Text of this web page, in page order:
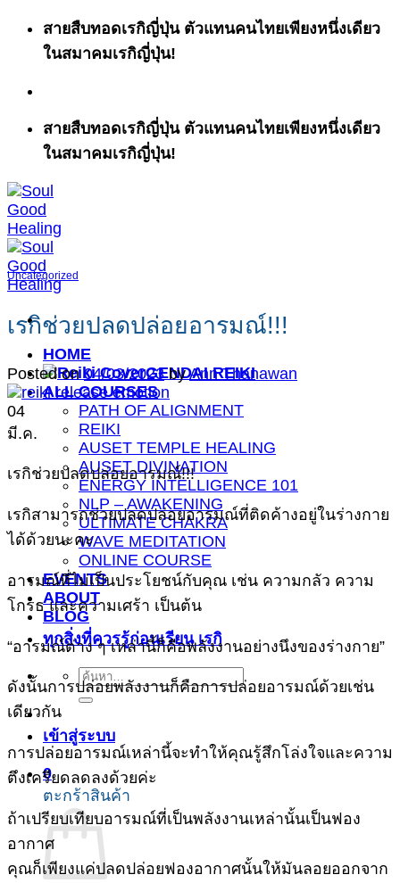
ข้าม
สายสืบทอดเรกิญี่ปุ่น ตัวแทนคนไทยเพียงหนึ่งเดียว
ในสมาคมเรกิญี่ปุ่น!
สายสืบทอดเรกิญี่ปุ่น ตัวแทนคนไทยเพียงหนึ่งเดียว
ในสมาคมเรกิญี่ปุ่น!
HOME
GENDAI REIKI
ALL COURSES
PATH OF ALIGNMENT
REIKI
AUSET TEMPLE HEALING
AUSET DIVINATION
ENERGY INTELLIGENCE 101
NLP – AWAKENING
ULTIMATE CHAKRA
WAVE MEDITATION
ONLINE COURSE
EVENTS
ABOUT
BLOG
ทุกสิ่งที่ควรรู้ก่อนเรียน เรกิ
ค้นหา:
เข้าสู่ระบบ
0
ตะกร้าสินค้า
Uncategorized
เรกิช่วยปลดปล่อยอารมณ์!!!
Posted on 04/03/2023 byAnn Thanawan
04
มี.ค.
เรกิช่วยปลดปล่อยอารมณ์!!!
เรกิสามารถช่วยปลดปล่อยอารมณ์ที่ติดค้างอยู่ในร่างกาย
ได้ด้วยนะคะ
อารมณ์ที่ไม่เป็นประโยชน์กับคุณ เช่น ความกลัว ความ
โกรธ และความเศร้า เป็นต้น
“อารมณ์ต่าง ๆ เหล่านี้ก็คือพลังงานอย่างนึงของร่างกาย”
ดังนั้นการปล่อยพลังงานก็คือการปล่อยอารมณ์ด้วยเช่น
เดียวกัน
การปล่อยอารมณ์เหล่านี้จะทำให้คุณรู้สึกโล่งใจและความ
ตึงเครียดลดลงด้วยค่ะ
ถ้าเปรียบเทียบอารมณ์ที่เป็นพลังงานเหล่านั้นเป็นฟอง
อากาศ
คุณก็เพียงแค่ปลดปล่อยฟองอากาศนั้นให้มันลอยออกจาก